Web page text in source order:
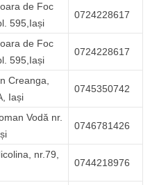
de Foc
595,Iași
0724228617
de Foc
595,Iași
0724228617
Creanga,
Iași
0745350742
Vodă nr.
0746781426
nr.79,
0744218976